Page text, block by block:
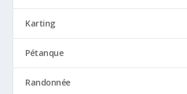
Karting
Pétanque
Randonnée